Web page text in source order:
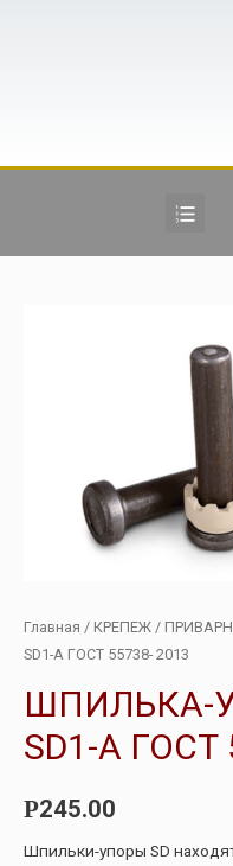
Главная / КРЕПЕЖ /
SD1-А ГОСТ 55738- 2013
ШПИЛЬКА-
SD1-А ГОСТ
Р245.00
Шпильки-упоры SD